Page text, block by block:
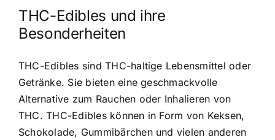
THC-Edibles und ihre
Besonderheiten
THC-Edibles sind THC-haltige Lebensmittel oder
Getränke. Sie bieten eine geschmackvolle
Alternative zum Rauchen oder Inhalieren von
THC. THC-Edibles können in Form von Keksen,
Schokolade, Gummibärchen und vielen anderen